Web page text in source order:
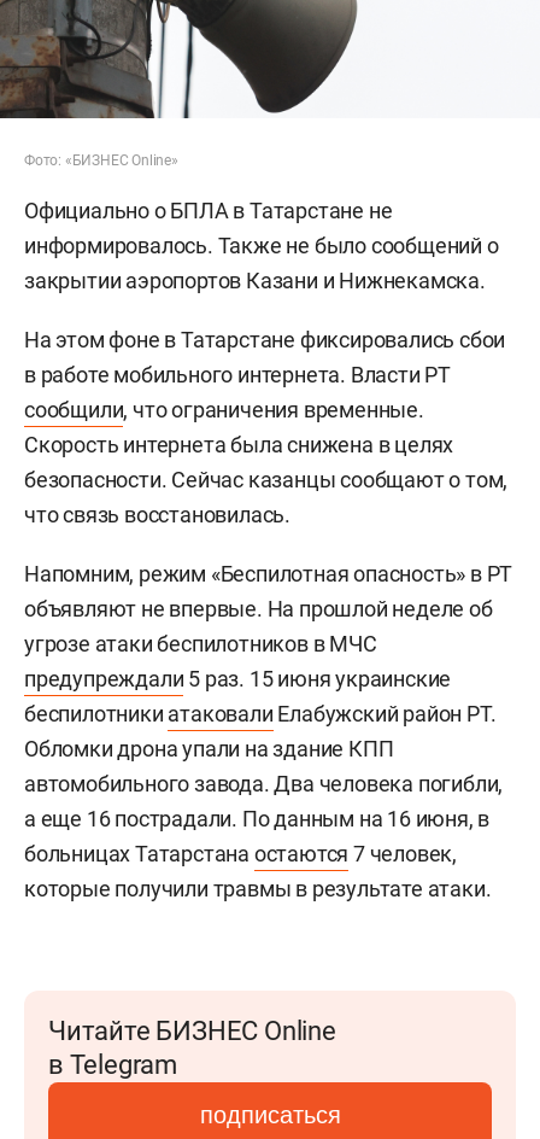
Фото: «БИЗНЕС Online»
Официально о БПЛА в Татарстане не
информировалось. Также не было сообщений о
закрытии аэропортов Казани и Нижнекамска.
На этом фоне в Татарстане фиксировались сбои
в работе мобильного интернета. Власти РТ
сообщили, что ограничения временные.
Скорость интернета была снижена в целях
безопасности. Сейчас казанцы сообщают о том,
что связь восстановилась.
Напомним, режим «Беспилотная опасность» в РТ
объявляют не впервые. На прошлой неделе об
угрозе атаки беспилотников в МЧС
предупреждали 5 раз. 15 июня украинские
беспилотники атаковали Елабужский район РТ.
Обломки дрона упали на здание КПП
автомобильного завода. Два человека погибли,
а еще 16 пострадали. По данным на 16 июня, в
больницах Татарстана остаются 7 человек,
которые получили травмы в результате атаки.
Читайте БИЗНЕС Online
в Telegram
подписаться